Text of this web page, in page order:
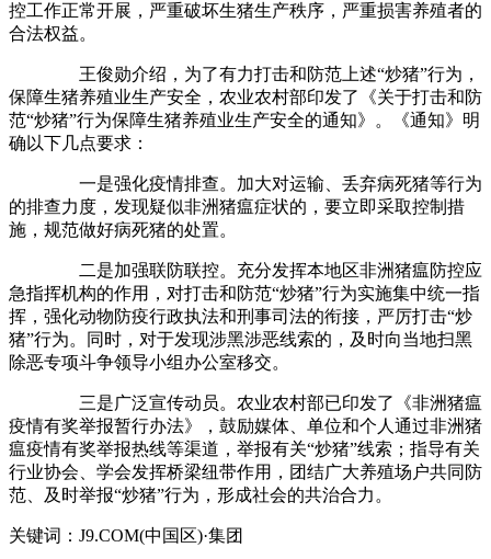
控工作正常开展，严重破坏生猪生产秩序，严重损害养殖者的
合法权益。
王俊勋介绍，为了有力打击和防范上述“炒猪”行为，
保障生猪养殖业生产安全，农业农村部印发了《关于打击和防
范“炒猪”行为保障生猪养殖业生产安全的通知》。《通知》明
确以下几点要求：
一是强化疫情排查。加大对运输、丢弃病死猪等行为
的排查力度，发现疑似非洲猪瘟症状的，要立即采取控制措
施，规范做好病死猪的处置。
二是加强联防联控。充分发挥本地区非洲猪瘟防控应
急指挥机构的作用，对打击和防范“炒猪”行为实施集中统一指
挥，强化动物防疫行政执法和刑事司法的衔接，严厉打击“炒
猪”行为。同时，对于发现涉黑涉恶线索的，及时向当地扫黑
除恶专项斗争领导小组办公室移交。
三是广泛宣传动员。农业农村部已印发了《非洲猪瘟
疫情有奖举报暂行办法》，鼓励媒体、单位和个人通过非洲猪
瘟疫情有奖举报热线等渠道，举报有关“炒猪”线索；指导有关
行业协会、学会发挥桥梁纽带作用，团结广大养殖场户共同防
范、及时举报“炒猪”行为，形成社会的共治合力。
关键词：J9.COM(中国区)·集团